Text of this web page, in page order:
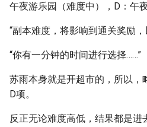
午夜游乐园（难度中），D：午
“副本难度，将影响到通关奖励
“你有一分钟的时间进行选择……”
苏雨本身就是开超市的，所以，
D项。
反正无论难度高低，结果都是进